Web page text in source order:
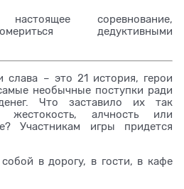
соревнование,
дедуктивными
слава – это 21 история, герои
необычные поступки ради
Что заставило их так
жестокость, алчность или
Участникам игры придется
в дорогу, в гости, в кафе